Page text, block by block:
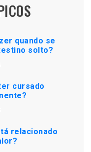
quando se
solto?
cursado
relacionado